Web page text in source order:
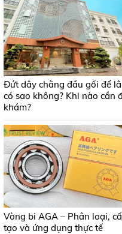
Đứt dây chằng đầu gối để
có sao không? Khi nào cần
khám?
Vòng bi AGA – Phân loại,
tạo và ứng dụng thực tế